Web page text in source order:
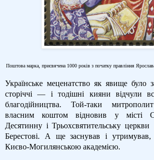
Поштова марка, присвячена 1000 років з початку правління
Українське меценатство як явище було
сторіччі — і тодішні кияни відчули
благодійництва. Той-таки
власним коштом відновив у місті
Десятинну і Трьохсвятительську церкви
Берестові. А ще заснував і
Києво-Могилянською академією.